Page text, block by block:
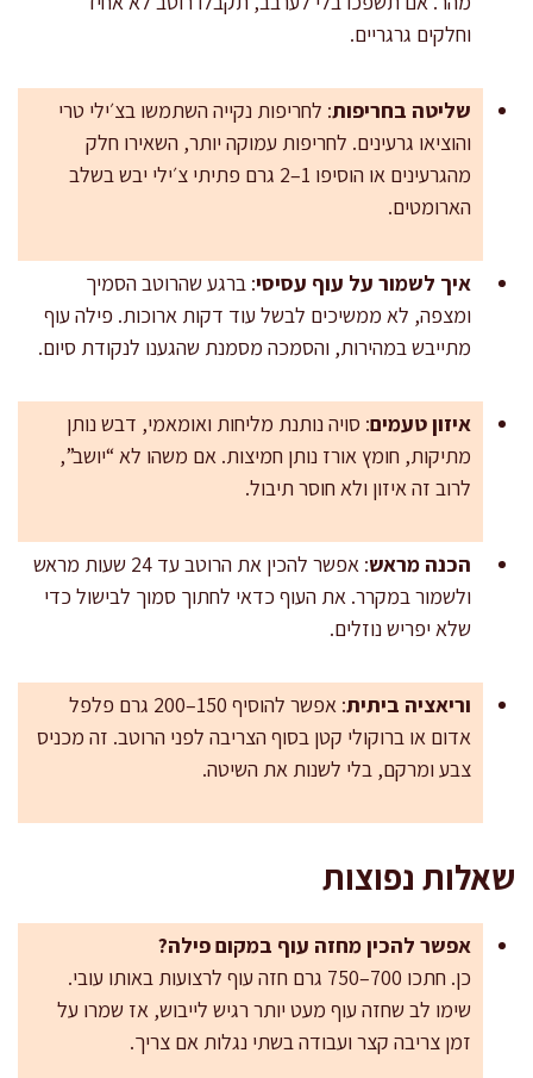
וחלקים גרגריים.
שליטה בחריפות: לחריפות נקייה השתמשו בצ׳ילי טרי
והוציאו גרעינים. לחריפות עמוקה יותר, השאירו חלק
מהגרעינים או הוסיפו 1–2 גרם פתיתי צ׳ילי יבש בשלב
הארומטים.
איך לשמור על עוף עסיסי: ברגע שהרוטב הסמיך
ומצפה, לא ממשיכים לבשל עוד דקות ארוכות. פילה עוף
מתייבש במהירות, והסמכה מסמנת שהגענו לנקודת סיום.
איזון טעמים: סויה נותנת מליחות ואומאמי, דבש נותן
מתיקות, חומץ אורז נותן חמיצות. אם משהו לא “יושב”,
לרוב זה איזון ולא חוסר תיבול.
הכנה מראש
: אפשר להכין את הרוטב עד 24 שעות מראש
ולשמור במקרר. את העוף כדאי לחתוך סמוך לבישול כדי
שלא יפריש נוזלים.
וריאציה ביתית
: אפשר להוסיף 150–200 גרם פלפל
אדום או ברוקולי קטן בסוף הצריבה לפני הרוטב. זה מכניס
צבע ומרקם, בלי לשנות את השיטה.
שאלות נפוצות
אפשר להכין מחזה עוף במקום פילה?
כן. חתכו 700–750 גרם חזה עוף לרצועות באותו עובי.
שימו לב שחזה עוף מעט יותר רגיש לייבוש, אז שמרו על
זמן צריבה קצר ועבודה בשתי נגלות אם צריך.